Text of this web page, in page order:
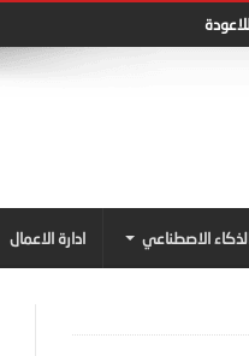
الاصطناعي ادارة الاعمال